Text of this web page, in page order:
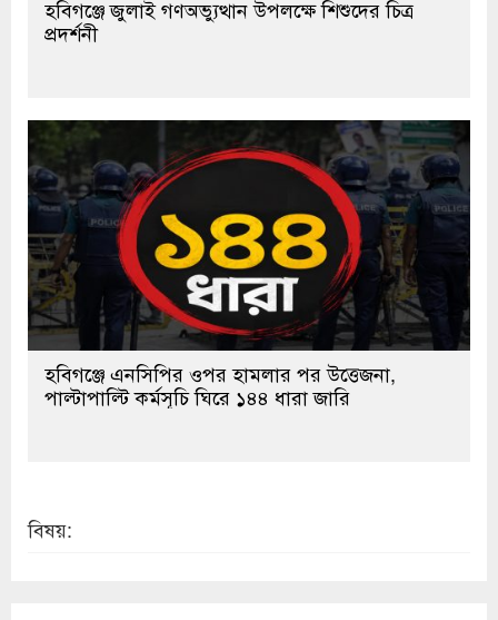
হবিগঞ্জে জুলাই গণঅভ্যুত্থান উপলক্ষে শিশুদের চিত্র
প্রদর্শনী
হবিগঞ্জে এনসিপির ওপর হামলার পর উত্তেজনা,
পাল্টাপাল্টি কর্মসূচি ঘিরে ১৪৪ ধারা জারি
বিষয়: